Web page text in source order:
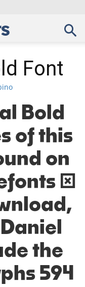
Font
Bold
of this
on
–
the
594